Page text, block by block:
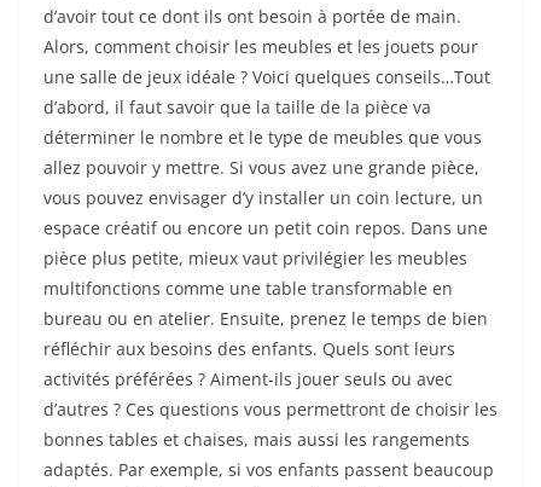
d’avoir tout ce dont ils ont besoin à portée de main.
Alors, comment choisir les meubles et les jouets pour
une salle de jeux idéale ? Voici quelques conseils…Tout
d’abord, il faut savoir que la taille de la pièce va
déterminer le nombre et le type de meubles que vous
allez pouvoir y mettre. Si vous avez une grande pièce,
vous pouvez envisager d’y installer un coin lecture, un
espace créatif ou encore un petit coin repos. Dans une
pièce plus petite, mieux vaut privilégier les meubles
multifonctions comme une table transformable en
bureau ou en atelier. Ensuite, prenez le temps de bien
réfléchir aux besoins des enfants. Quels sont leurs
activités préférées ? Aiment-ils jouer seuls ou avec
d’autres ? Ces questions vous permettront de choisir les
bonnes tables et chaises, mais aussi les rangements
adaptés. Par exemple, si vos enfants passent beaucoup